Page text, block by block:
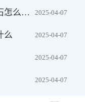
向僵尸开炮百关后百分比伤害宝石怎么选择 2025-04-07
么 2025-04-07
2025-04-07
2025-04-07